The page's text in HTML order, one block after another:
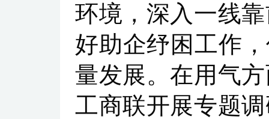
环境，深入一线
好助企纾困工作
量发展。在用气
工商联开展专题